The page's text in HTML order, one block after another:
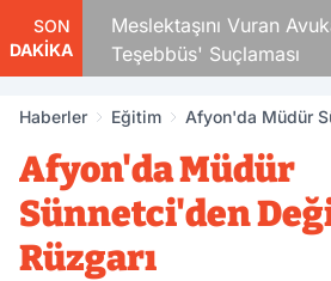
SON
DAKİKA
Meslektaşını Vuran
Teşebbüs' Suçlaması
Haberler Eğitim
Afyon'da Müdür
Afyon'da Müdür
Sünnetci'den
Rüzgarı